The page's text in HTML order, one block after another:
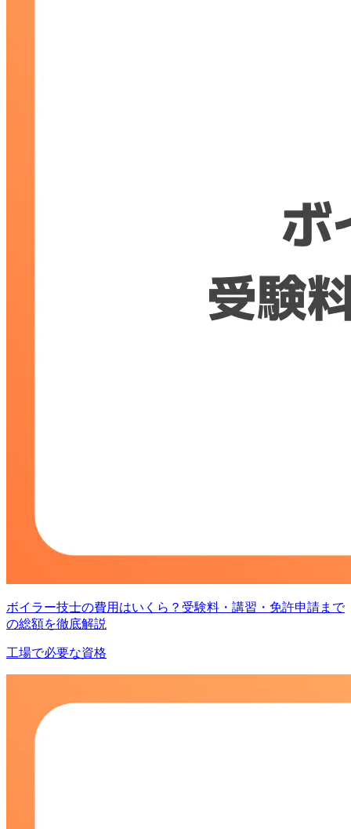
ボイラー技士の費用はいくら？受験料・講習・免許申請まで
の総額を徹底解説
工場で必要な資格